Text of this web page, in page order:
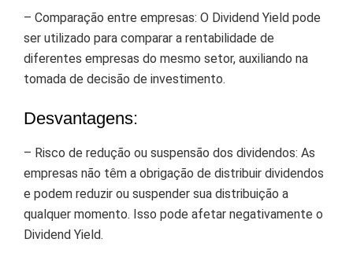
– Comparação entre empresas: O Dividend Yield pode
ser utilizado para comparar a rentabilidade de
diferentes empresas do mesmo setor, auxiliando na
tomada de decisão de investimento.
Desvantagens:
– Risco de redução ou suspensão dos dividendos: As
empresas não têm a obrigação de distribuir dividendos
e podem reduzir ou suspender sua distribuição a
qualquer momento. Isso pode afetar negativamente o
Dividend Yield.